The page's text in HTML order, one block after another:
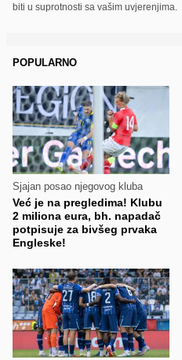
biti u suprotnosti sa vašim uvjerenjima.
POPULARNO
Sjajan posao njegovog kluba
Već je na pregledima! Klubu
2 miliona eura, bh. napadač
potpisuje za bivšeg prvaka
Engleske!